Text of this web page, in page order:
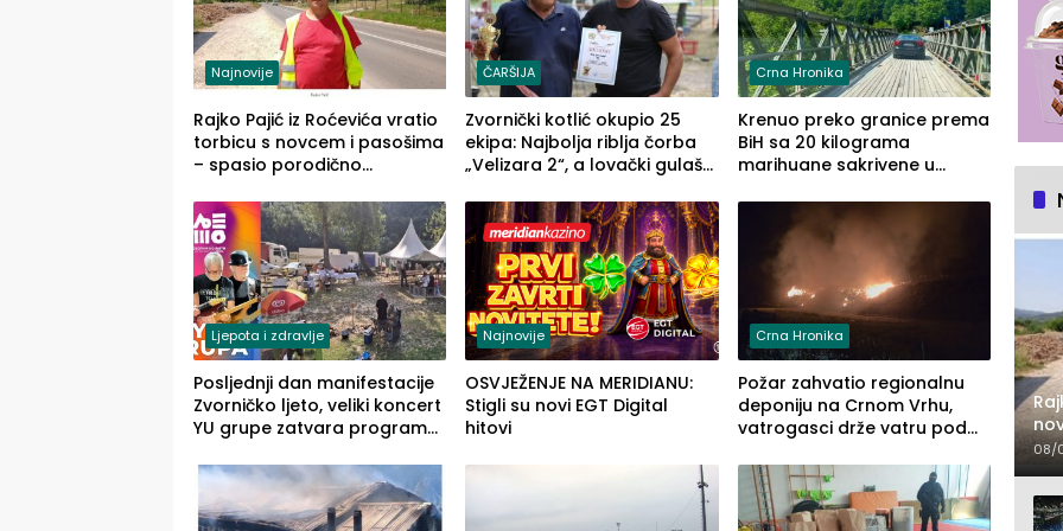
Najnovije
Rajko Pajić iz Roćevića vratio
torbicu s novcem i pasošima
– spasio porodično
ČARŠIJA
Zvornički kotlić okupio 25
ekipa: Najbolja riblja čorba
„Velizara 2“, a lovački gulaš
Crna Hronika
Krenuo preko granice prema
BiH sa 20 kilograma
marihuane sakrivene u
Ljepota i zdravlje
Posljednji dan manifestacije
Zvorničko ljeto, veliki koncert
YU grupe zatvara program
Najnovije
OSVJEŽENJE NA MERIDIANU:
Stigli su novi EGT Digital
hitovi
Crna Hronika
Požar zahvatio regionalnu
deponiju na Crnom Vrhu,
vatrogasci drže vatru pod
08/